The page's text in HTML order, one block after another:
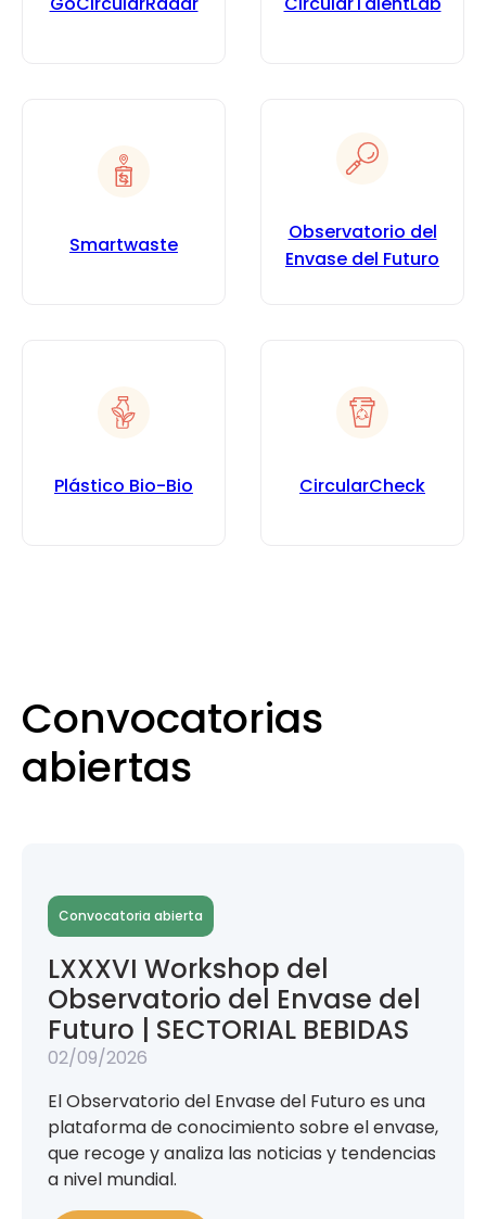
Smartwaste
Observatorio del
Envase del Futuro
Plástico Bio-Bio CircularCheck
Convocatorias
abiertas
LXXXVI Workshop del
Observatorio del Envase del
Futuro | SECTORIAL BEBIDAS
Convocatoria abierta
02/09/2026
El Observatorio del Envase del Futuro es una
plataforma de conocimiento sobre el envase,
que recoge y analiza las noticias y tendencias
a nivel mundial.